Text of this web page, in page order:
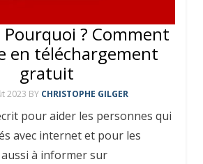
? Comment
en téléchargement
gratuit
2023 BY CHRISTOPHE GILGER
pour aider les personnes qui
avec internet et pour les
à informer sur